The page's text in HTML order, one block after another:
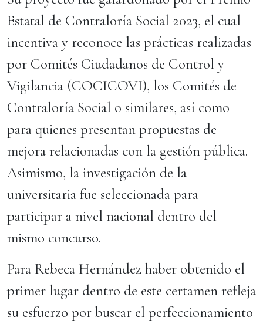
Estatal de Contraloría Social 2023, el cual
incentiva y reconoce las prácticas realizadas
por Comités Ciudadanos de Control y
Vigilancia (COCICOVI), los Comités de
Contraloría Social o similares, así como
para quienes presentan propuestas de
mejora relacionadas con la gestión pública.
Asimismo, la investigación de la
universitaria fue seleccionada para
participar a nivel nacional dentro del
mismo concurso.
Para Rebeca Hernández haber obtenido el
primer lugar dentro de este certamen refleja
su esfuerzo por buscar el perfeccionamiento